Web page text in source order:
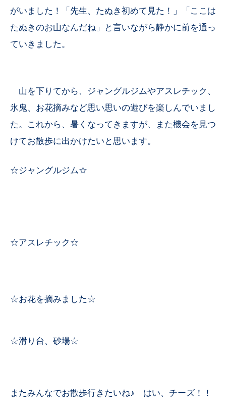
がいました！「先生、たぬき初めて見た！」「ここは
たぬきのお山なんだね」と言いながら静かに前を通っ
ていきました。
山を下りてから、ジャングルジムやアスレチック、
氷鬼、お花摘みなど思い思いの遊びを楽しんでいまし
た。これから、暑くなってきますが、また機会を見つ
けてお散歩に出かけたいと思います。
☆ジャングルジム☆
☆アスレチック☆
☆お花を摘みました☆
☆滑り台、砂場☆
またみんなでお散歩行きたいね♪ はい、チーズ！！